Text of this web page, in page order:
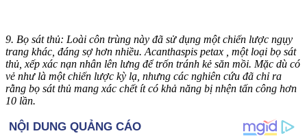
9. Bọ sát thủ: Loài côn trùng này đã sử dụng một chiến lược ngụy
trang khác, đáng sợ hơn nhiều. Acanthaspis petax , một loại bọ sát
thủ, xếp xác nạn nhân lên lưng để trốn tránh kẻ săn mồi. Mặc dù có
vẻ như là một chiến lược kỳ lạ, nhưng các nghiên cứu đã chỉ ra
rằng bọ sát thủ mang xác chết ít có khả năng bị nhện tấn công hơn
10 lần.